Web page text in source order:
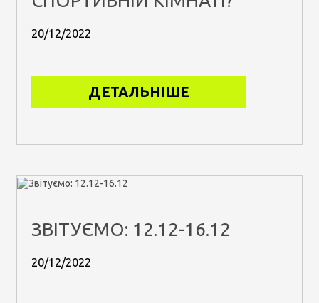
20/12/2022
ДЕТАЛЬНІШЕ
ЗВІТУЄМО: 12.12-16.12
20/12/2022